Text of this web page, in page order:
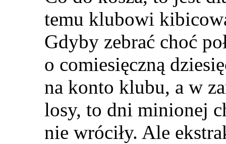
temu klubowi
Gdyby zebrać choć
o comiesięczną
na konto klubu, a w
losy, to dni minionej
nie wróciły. Ale